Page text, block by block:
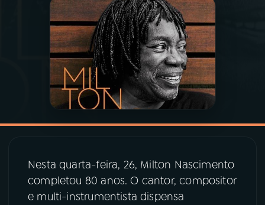
PROGRAMAS
PODCASTS
VIDEOCASTS
08PRÊMIO RÁDIO MEC
Nesta quarta-feira, 26, Milton Nascimento
completou 80 anos. O cantor, compositor
e multi-instrumentista dispensa